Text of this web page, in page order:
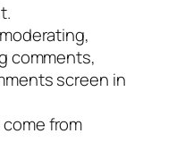
comments,
screen in
from